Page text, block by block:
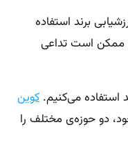
برند استفاده
ممکن است تداعی
استفاده می‌کنیم. کوین
دو حوزه‌ی مختلف را